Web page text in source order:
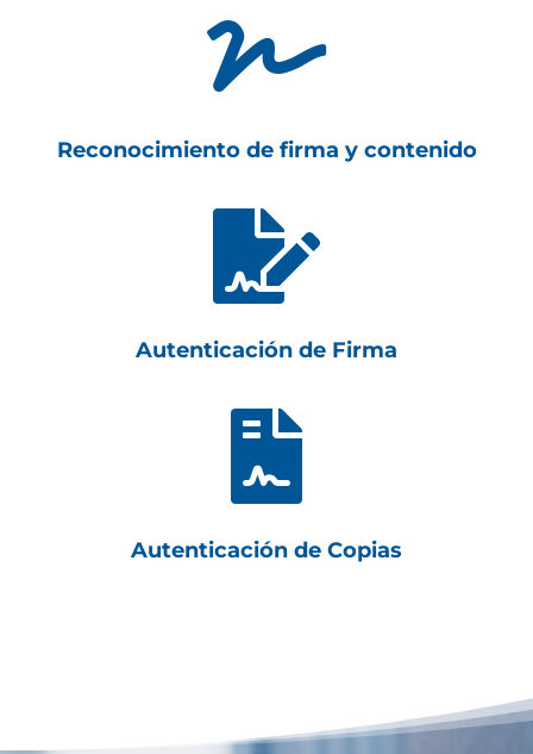

Reconocimiento de firma y contenido

Autenticación de Firma

Autenticación de Copias